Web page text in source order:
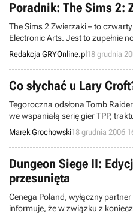
Poradnik: The Sims 2:
The Sims 2 Zwierzaki – to
Electronic Arts. Jest to zupełnie
okolice rozbrzmią nowymi
nowych przyjaciół, którzy staną
codzienne życie. Pojawią się
jak zwykle będą wciągać Was
Redakcja GRYOnline.pl18 grudnia
Co słychać u Lary
Tegoroczna odsłona Tomb
we wspaniałą serię gier TPP,
Croft. Jak wiadomo, rozochoceni
zespołu Crystal Dynamics
rozpoczęli prace nad jego
postanowił ujawnić kilka
produktu.
Marek Grochowski18 grudnia 2006
Dungeon Siege II:
przesunięta
Cenega Poland, wyłączny
informuje, że w związku z